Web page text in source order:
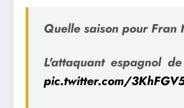
Quelle saison pour Fran
L'attaquant espagnol
pic.twitter.com/